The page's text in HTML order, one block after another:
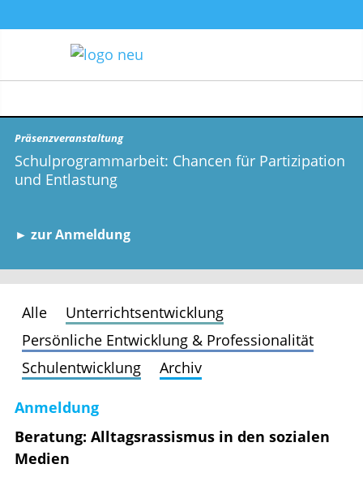
Präsenzveranstaltung
Schulprogrammarbeit: Chancen für Partizipation
und Entlastung
► zur Anmeldung
Alle
Unterrichtsentwicklung
Persönliche Entwicklung & Professionalität
Schulentwicklung
Archiv
Anmeldung
Beratung: Alltagsrassismus in den sozialen
Medien